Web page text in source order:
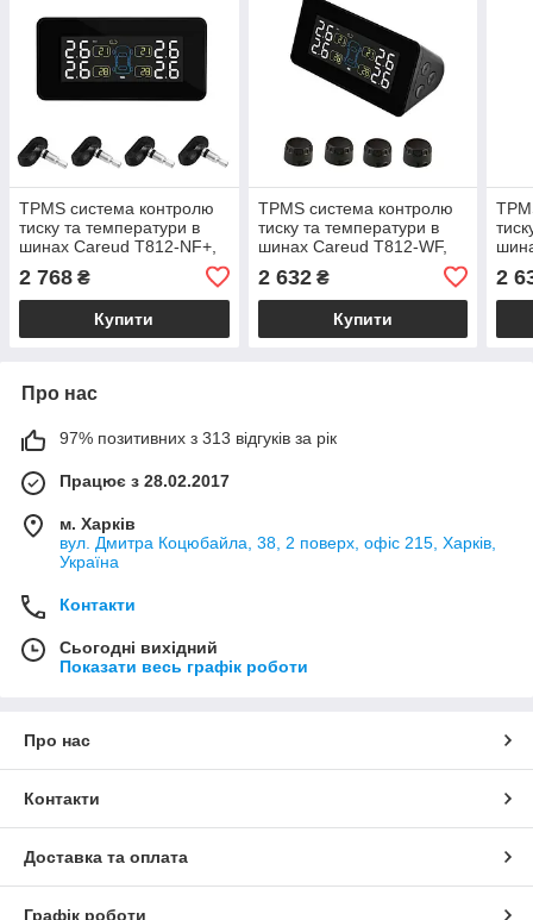
TPMS система контролю
тиску та температури в
шинах Careud T812-NF+,
2 768 ₴
Купити
TPMS система контролю
тиску та температури в
шинах Careud T812-WF,
2 632₴
Купити
2
Про нас
97% позитивних з 313 відгуків за рік
Працює з 28.02.2017
м. Харків
вул. Дмитра Коцюбайла, 38, 2 поверх, офіс 215, Харків,
Україна
Контакти
Сьогодні вихідний
Показати весь графік роботи
Про нас
Контакти
Доставка та оплата
Графік роботи